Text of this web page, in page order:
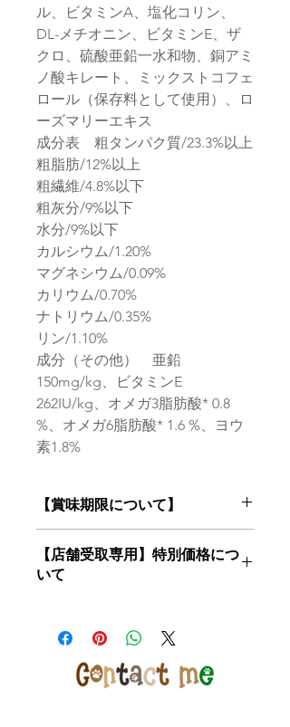
ル、ビタミンA、塩化コリン、
DL-メチオニン、ビタミンE、ザ
クロ、硫酸亜鉛一水和物、銅アミ
ノ酸キレート、ミックストコフェ
ロール（保存料として使用）、ロ
ーズマリーエキス
成分表 粗タンパク質/23.3%以上
粗脂肪/12%以上
粗繊維/4.8%以下
粗灰分/9%以下
水分/9%以下
カルシウム/1.20%
マグネシウム/0.09%
カリウム/0.70%
ナトリウム/0.35%
リン/1.10%
成分（その他） 亜鉛
150mg/kg、ビタミンE
262IU/kg、オメガ3脂肪酸* 0.8
%、オメガ6脂肪酸* 1.6 %、ヨウ
素1.8%
【賞味期限について】
当店はお客様にご注文を頂いてからメ
ーカー最新ロットの商品をお届けいた
【店舗受取専用】特別価格につ
いて
望のお客様はカートで「店舗受取」を
ご選択ください
※店舗受取特別価格で通常発送をご選
択いただいた場合はご注文の修正また